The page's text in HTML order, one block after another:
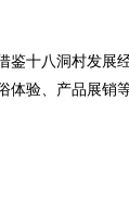
十八洞村发展
体验、产品展销